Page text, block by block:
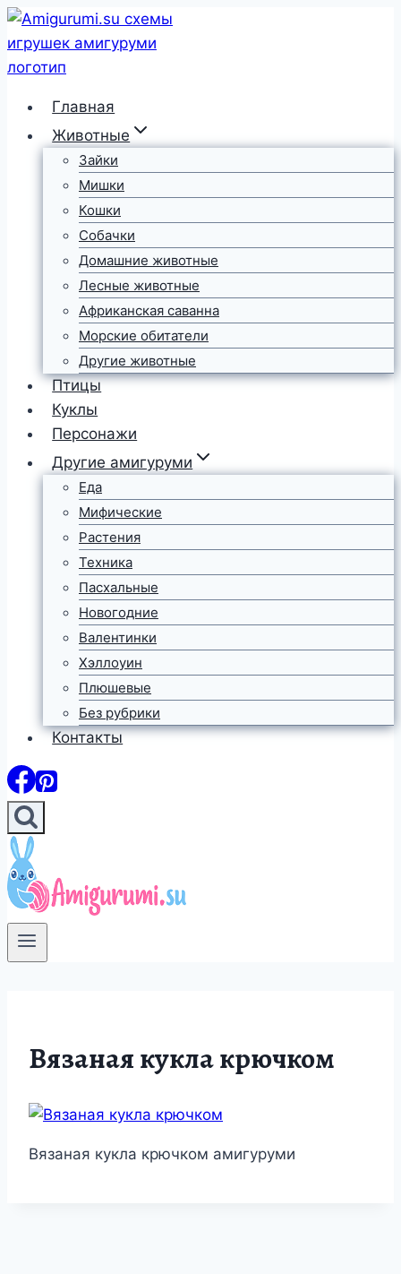
Перейти
к
содержимому
Главная
Животные
Зайки
Мишки
Кошки
Собачки
Домашние животные
Лесные животные
Африканская саванна
Морские обитатели
Другие животные
Птицы
Куклы
Персонажи
Другие амигуруми
Еда
Мифические
Растения
Техника
Пасхальные
Новогодние
Валентинки
Хэллоуин
Плюшевые
Без рубрики
Контакты
Вязаная кукла крючком
Вязаная кукла крючком амигуруми